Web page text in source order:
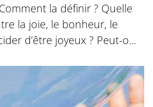
la définir ? Quelle
la joie, le bonheur, le
d’être joyeux ? Peut-o...